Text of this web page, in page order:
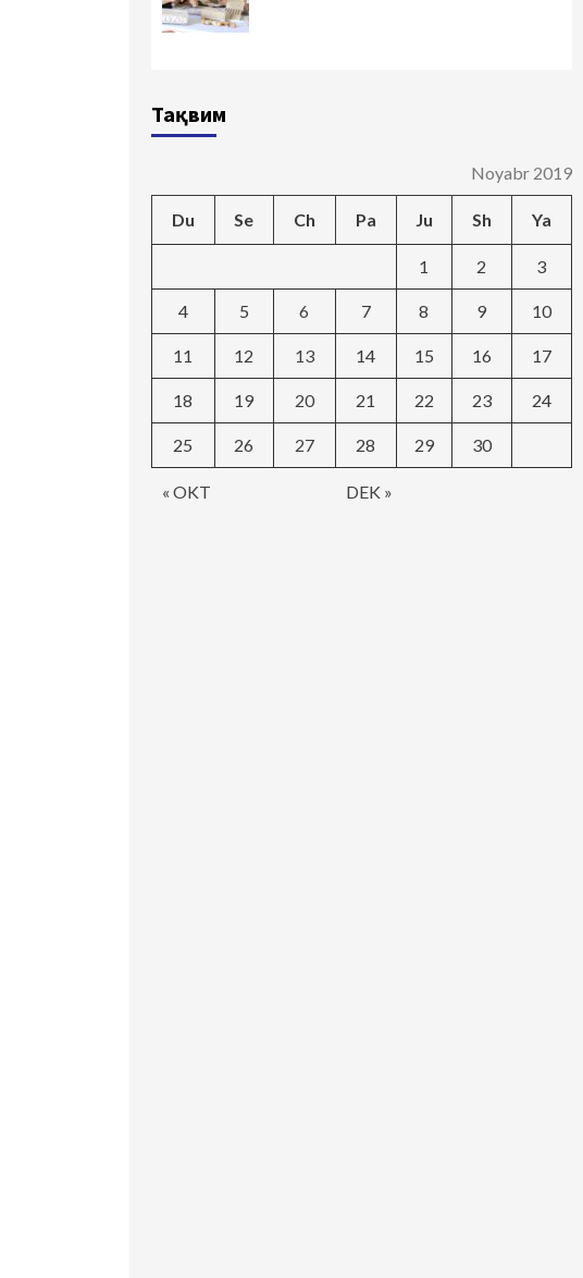
Тақвим
Noyabr 2019
Du Se Ch Pa Ju Sh Ya
« OKT DEK »
1 2 3
4 5 6 7 8 9 10
11 12 13 14 15 16 17
18 19 20 21 22 23 24
25 26 27 28 29 30